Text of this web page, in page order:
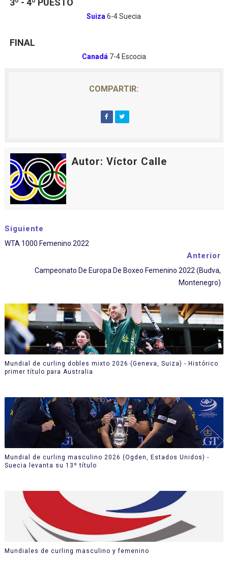
3º - 4º PUESTO
Suiza 6-4 Suecia
FINAL
Canadá 7-4 Escocia
COMPARTIR:
Autor: Víctor Calle
Siguiente
WTA 1000 Femenino 2022
Anterior
Campeonato De Europa De Boxeo Femenino 2022 (Budva,
Montenegro)
Mundial de curling dobles mixto 2026 (Geneva, Suiza) - Histórico
primer título para Australia
Mundial de curling masculino 2026 (Ogden, Estados Unidos) -
Suecia levanta su 13º título
Mundiales de curling masculino y femenino